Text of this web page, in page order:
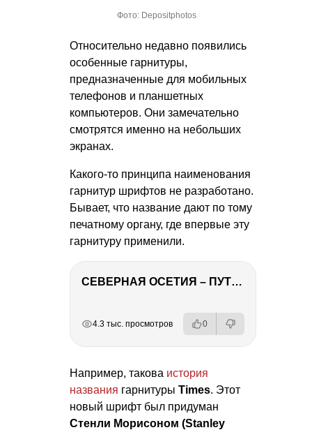
Фото: Depositphotos
Относительно недавно появились
особенные гарнитуры,
предназначенные для мобильных
телефонов и планшетных
компьютеров. Они замечательно
смотрятся именно на небольших
экранах.
Какого-то принципа наименования
гарнитур шрифтов не разработано.
Бывает, что название дают по тому
печатному органу, где впервые эту
гарнитуру применили.
СЕВЕРНАЯ ОСЕТИЯ – ПУТЕШЕСТВИЕ НА КАВКАЗ часть 4
4.3 тыс. просмотров 0
Например, такова история
названия гарнитуры Times. Этот
новый шрифт был придуман
Стенли Морисоном (Stanley